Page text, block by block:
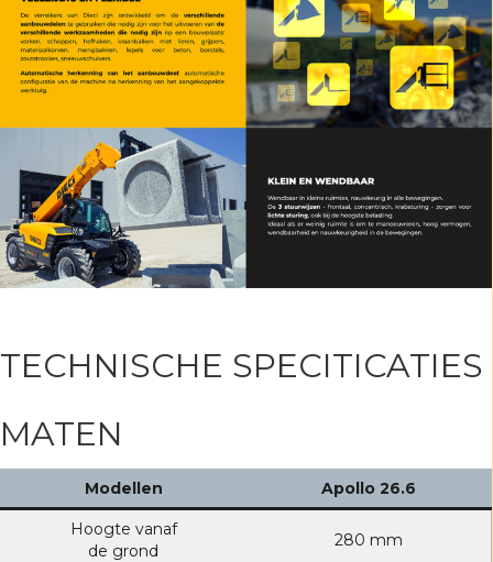
TECHNISCHE SPECITICATIES
MATEN
Modellen Apollo 26.6
Hoogte vanaf
de grond
280 mm